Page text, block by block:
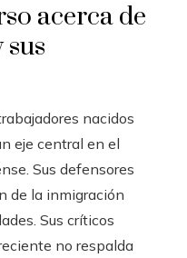
acerca de
nacidos
eje central en el
Sus defensores
de la inmigración
Sus críticos
no respalda